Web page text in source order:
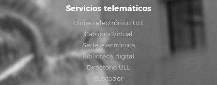
Servicios telemáticos
Correo electrónico ULL
Campus Virtual
Sede electrónica
Biblioteca digital
Directorio ULL
Buscador